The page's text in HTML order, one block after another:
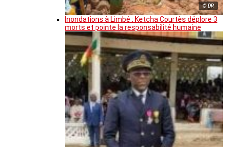
© DR
Inondations à Limbé : Ketcha Courtès déplore 3
morts et pointe la responsabilité humaine